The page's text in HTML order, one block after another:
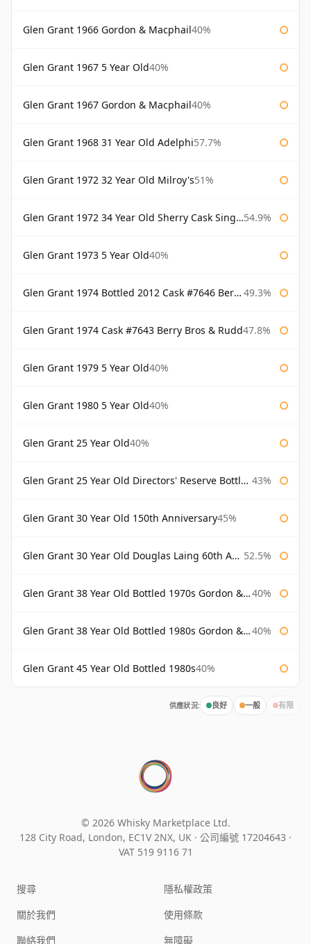
Glen Grant 1966 Gordon & Macphail40%
Glen Grant 1967 5 Year Old40%
Glen Grant 1967 Gordon & Macphail40%
Glen Grant 1968 31 Year Old Adelphi57.7%
Glen Grant 1972 32 Year Old Milroy's51%
Glen Grant 1972 34 Year Old Sherry Cask Single Malts of Scotland 54.9%
Glen Grant 1973 5 Year Old40%
Glen Grant 1974 Bottled 2012 Cask #7646 Berry Bros & Rudd 49.3%
Glen Grant 1974 Cask #7643 Berry Bros & Rudd47.8%
Glen Grant 1979 5 Year Old40%
Glen Grant 1980 5 Year Old40%
Glen Grant 25 Year Old40%
Glen Grant 25 Year Old Directors' Reserve Bottled 1980s 43%
Glen Grant 30 Year Old 150th Anniversary45%
Glen Grant 30 Year Old Douglas Laing 60th Anniversary 52.5%
Glen Grant 38 Year Old Bottled 1970s Gordon & Macphail 40%
Glen Grant 38 Year Old Bottled 1980s Gordon & Macphail 40%
Glen Grant 45 Year Old Bottled 1980s40%
供應狀況: 良好 一般 有限
© 2026 Whisky Marketplace Ltd.
128 City Road, London, EC1V 2NX, UK · 公司編號 17204643 ·
VAT 519 9116 71
搜尋
關於我們
聯絡我們
隱私權政策
使用條款
無障礙